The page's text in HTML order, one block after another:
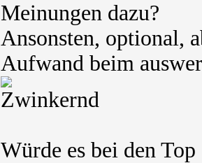
Meinungen dazu?
Ansonsten, optional,
Aufwand beim
Würde es bei den